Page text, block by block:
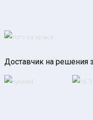
Доставчик на решения